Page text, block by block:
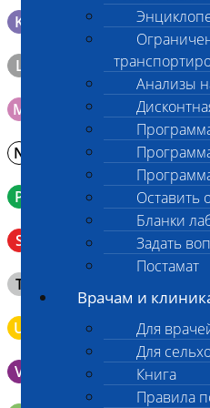
Анализы
Оставить
Бланки
Задать
Постамат
Врачам и
Для
Для
Книга
Правила
K Образец тканей в
L Материал берется только в
M Мазок на стекло
N Молоко в контейнере 10-
P Кровь в пробирку с К3ЭДТА
S
Венозная кровь в
без разделительного геля
T
Клещ (не более 2 шт.),
типа Эппендорф
U Моча во флаконе 5 - 10 мл
V Выпоты и биологические